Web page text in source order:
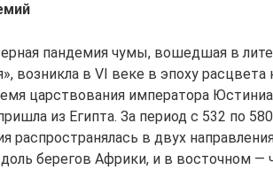
пандемия чумы, вошедшая в
возникла в VI веке в эпоху
царствования императора
из Египта. За период с 532 по
распространялась в двух
берегов Африки, и в восточном —